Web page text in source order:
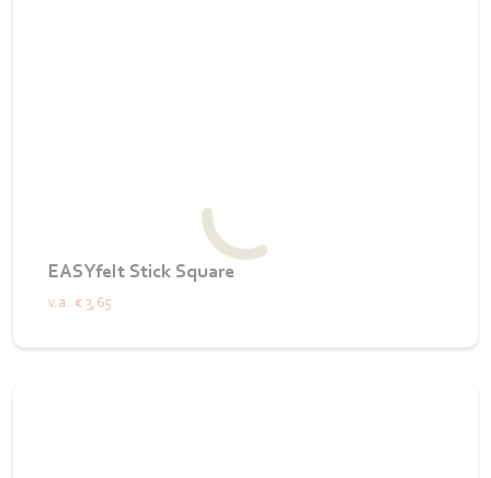
EASYfelt Stick Square
v.a. € 3,65